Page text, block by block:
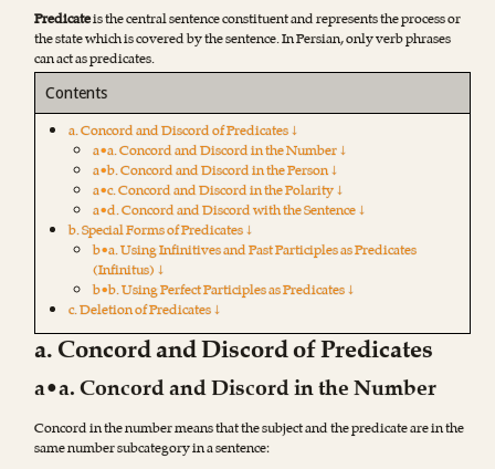
Predicateis the central sentence constituent and represents the process or
the state which is covered by the sentence. In Persian, only verb phrases
can act as predicates.
Contents
a. Concord and Discord of Predicates ↓
a•a. Concord and Discord in the Number ↓
a•b. Concord and Discord in the Person ↓
a•c. Concord and Discord in the Polarity ↓
a•d. Concord and Discord with the Sentence ↓
b. Special Forms of Predicates ↓
b•a. Using Infinitives and Past Participles as Predicates
(Infinitus) ↓
b•b. Using Perfect Participles as Predicates ↓
c. Deletion of Predicates ↓
a. Concord and Discord of Predicates
a•a. Concord and Discord in the Number
Concord in the number means that the subject and the predicate are in the
same number subcategory in a sentence: